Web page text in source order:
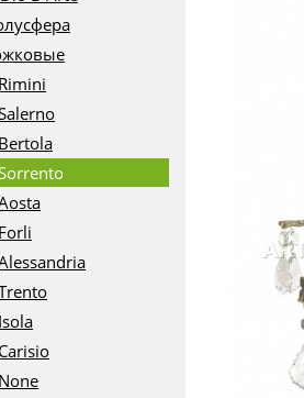
Rimini
Bertola
Forli
Isola
Carisio
None